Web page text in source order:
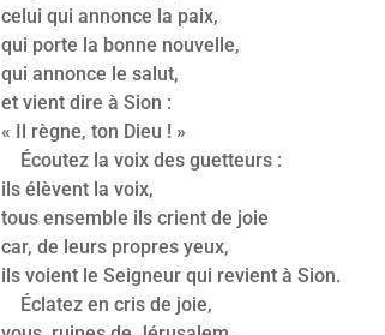
celui qui annonce la paix,
qui porte la bonne nouvelle,
qui annonce le salut,
et vient dire à Sion :
« Il règne, ton Dieu ! »
Écoutez la voix des guetteurs :
ils élèvent la voix,
tous ensemble ils crient de joie
car, de leurs propres yeux,
ils voient le Seigneur qui revient à Sion.
Éclatez en cris de joie,